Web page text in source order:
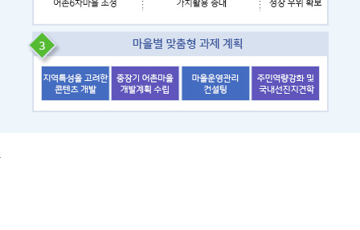
마을주민이 행복하고 관광객이 즐거운 새로운 어촌마을 만들기[마을별 특성을 고려한 특화발전으로 성공적인 어촌 6차 산업화 마을 조성]